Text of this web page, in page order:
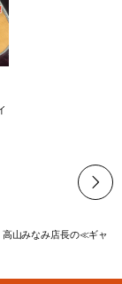
高山みなみ店長の≪ギャ